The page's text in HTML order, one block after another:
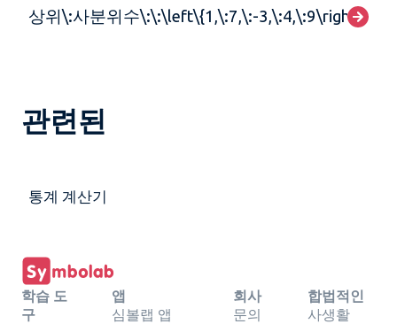
상위\:사분위수\:\:\left\{1,\:7,\:-3,\:4,\:9\right\}
관련된
통계 계산기
학습 도
구
앱
심볼랩 앱
회사
문의
합법적인
사생활